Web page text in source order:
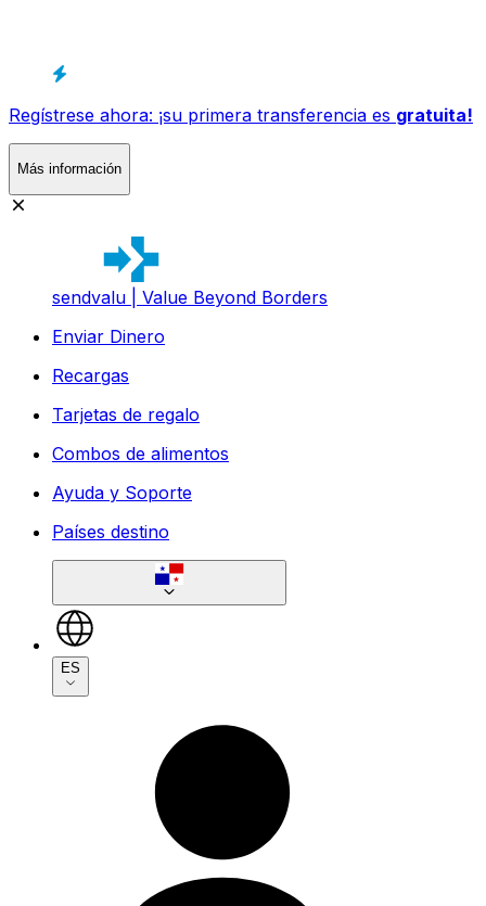
Regístrese ahora: ¡su primera transferencia es gratuita!
Más información
sendvalu | Value Beyond Borders
Enviar Dinero
Recargas
Tarjetas de regalo
Combos de alimentos
Ayuda y Soporte
Países destino
ES